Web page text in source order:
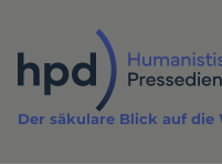
Inhalt
Der säkulare Blick auf die